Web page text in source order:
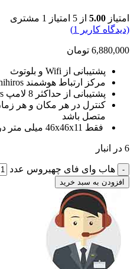
امتیاز 5.00 از 5 امتیاز 1 مشتری
(دیدگاه کاربر
1
)
6,880,000 تومان
پشتیبانی از Wifi و بلوتوث
مرکز ارتباط هوشمند Chihiros
پشتیبانی از حداکثر 8 لامپ Chihors در شبکه، کنترل گروهی
کنترل در هر مکان و هر
متصل باشد
فقط 46x46x11 میلی متر در اندازه
6 در انبار
هاب وای فای چهیروس عدد
افزودن به سبد خرید